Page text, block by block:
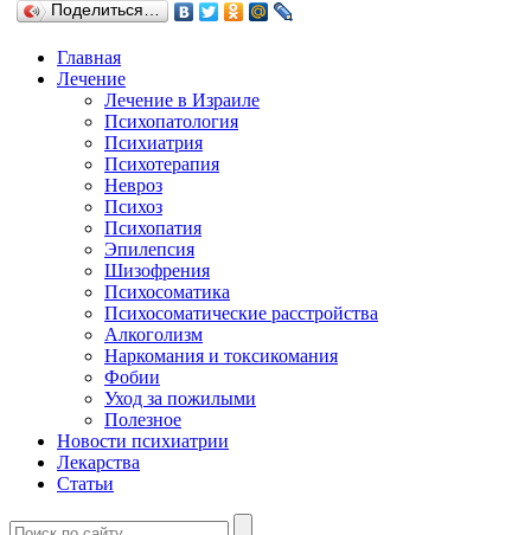
Поделиться…
Главная
Лечение
Лечение в Израиле
Психопатология
Психиатрия
Психотерапия
Невроз
Психоз
Психопатия
Эпилепсия
Шизофрения
Психосоматика
Психосоматические расстройства
Алкоголизм
Наркомания и токсикомания
Фобии
Уход за пожилыми
Полезное
Новости психиатрии
Лекарства
Статьи